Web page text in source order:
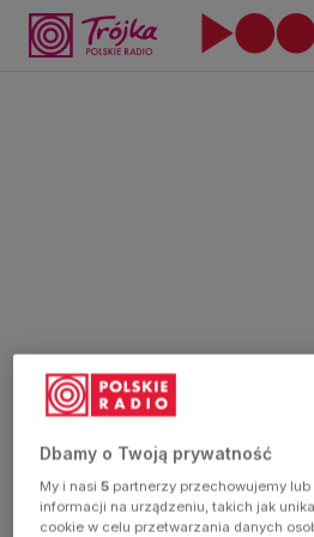
Dbamy o Twoją prywatność
My i nasi5 partnerzy przechowujemy
informacji na urządzeniu, takich jak
cookie w celu przetwarzania danych